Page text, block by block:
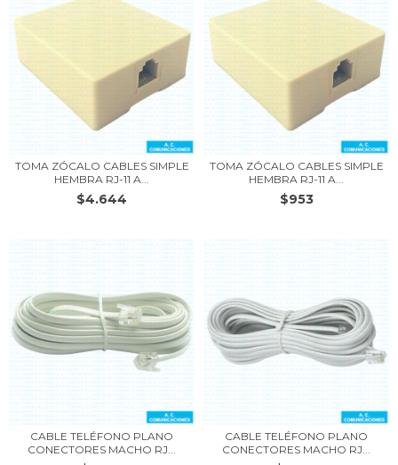
TOMA ZÓCALO CABLES SIMPLE
HEMBRA RJ-11 A...
$4.644
TOMA ZÓCALO CABLES SIMPLE
HEMBRA RJ-11 A...
$953
CABLE TELÉFONO PLANO
CONECTORES MACHO RJ...
CABLE TELÉFONO PLANO
CONECTORES MACHO RJ...